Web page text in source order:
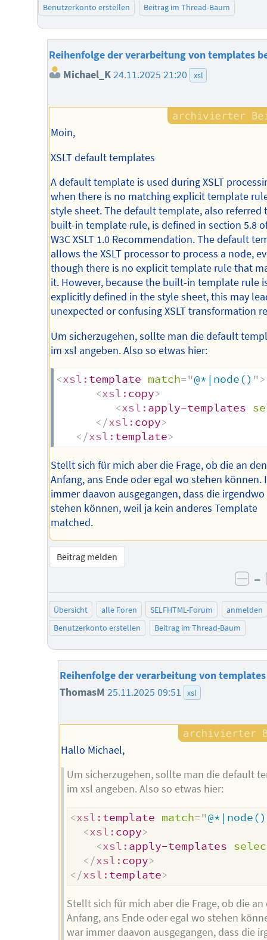
Benutzerkonto erstellen
Beitrag im Thread-Baum
Reihenfolge der verarbeitung von templates
Michael_K24.11.2025 21:20 xsl
Moin,
XSLT default templates
A default template is used during XSLT
when there is no matching explicit template
style sheet. The default template, also referred
built-in template rule, is defined in section 5.8
W3C XSLT 1.0 Recommendation. The default
allows the XSLT processor to process a node,
though there is no explicit template rule that
it. However, because the built-in template rule
explicitly defined in the style sheet, this may
unexpected or confusing XSLT transformation
Um sicherzugehen, sollte man die default
im xsl angeben. Also so etwas hier:
<xsl: template match="@*|node() ">
<xsl: copy>
<xsl: apply-templates
</xsl: copy>
</xsl: template>
Stellt sich für mich aber die Frage, ob die an den
Anfang, ans Ende oder egal wo stehen können.
immer daavon ausgegangen, dass die irgendwo
stehen können, weil ja kein anderes Template
matched.
Beitrag melden
–
Übersicht alle Foren SELFHTML-Forum
anmelden
Benutzerkonto erstellen
Beitrag im Thread-Baum
Reihenfolge der verarbeitung von templates
ThomasM 25.11.2025 09:51 xsl
Hallo Michael,
Um sicherzugehen, sollte man die default
im xsl angeben. Also so etwas hier:
<xsl: template match="@*|node()
<xsl: copy>
<xsl: apply-templates
</xsl: copy>
</xsl: template>
Stellt sich für mich aber die Frage, ob die an
Anfang, ans Ende oder egal wo stehen
war immer daavon ausgegangen, dass die